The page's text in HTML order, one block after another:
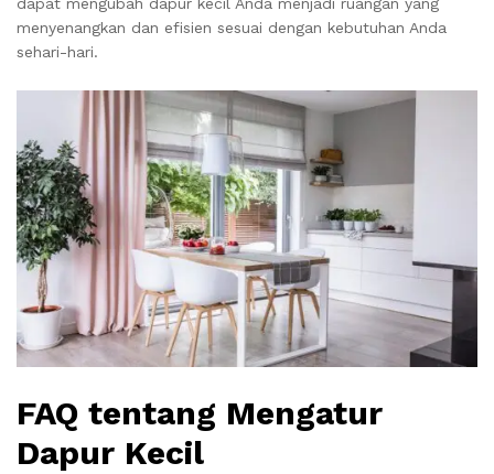
menyenangkan dan efisien sesuai dengan kebutuhan Anda
sehari-hari.
FAQ tentang Mengatur
Dapur Kecil